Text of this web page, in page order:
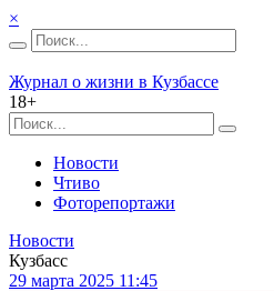
×
Журнал о жизни в Кузбассе
18+
Новости
Чтиво
Фоторепортажи
Новости
Кузбасс
29 марта 2025 11:45